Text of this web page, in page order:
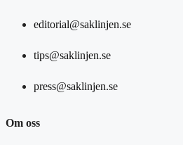
editorial@saklinjen.se
tips@saklinjen.se
press@saklinjen.se
Om oss